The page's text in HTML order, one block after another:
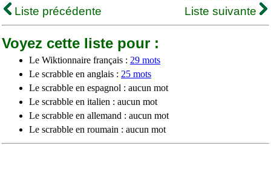
Liste précédente
Liste suivante
Voyez cette liste pour :
Le Wiktionnaire français : 29 mots
Le scrabble en anglais : 25 mots
Le scrabble en espagnol : aucun mot
Le scrabble en italien : aucun mot
Le scrabble en allemand : aucun mot
Le scrabble en roumain : aucun mot